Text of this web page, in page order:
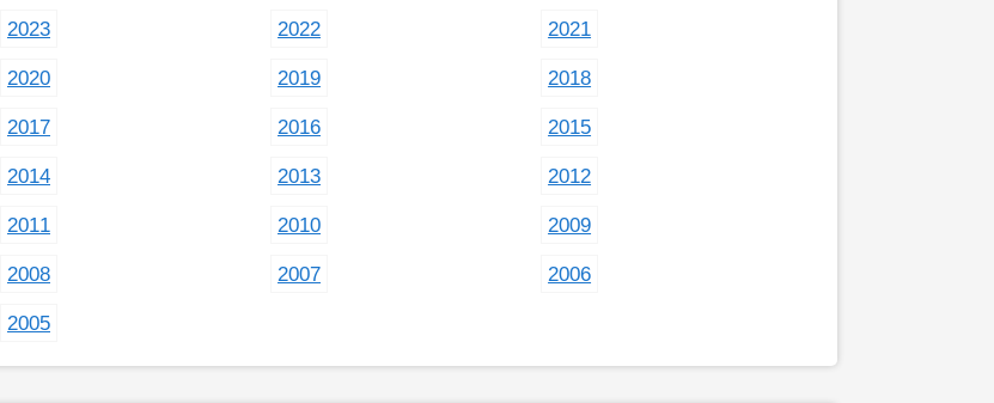
2023 2022 2021
2020 2019 2018
2017 2016 2015
2014 2013 2012
2011 2010 2009
2008 2007 2006
2005